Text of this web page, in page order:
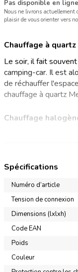
Pas disponible en ligne
Nous ne livrons
plaisir de vous orienter vers
Chauffage à quartz
Le soir, il fait
camping-car. Il est
de réchauffer
chauffage à quartz
Chauffage
Un petit chauffage
fraîches. Le
de deux niveaux de
d'oscillation qui
Le chauffage à
la lumière et de la
pour chauffer les
chauffage halogène
Spécifications
Numéro d’article
Tension de connexion
Dimensions (lxlxh)
Code EAN
Poids
Couleur